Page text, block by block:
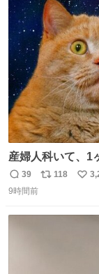
ト
数
数
産婦人科いて、1
と推定2,3歳の女
のだけども 女の子ずっとママの側から離れない…⁉️ 手を繋
たいにﾄﾃﾄﾃつい
返
信
39
リ
118
い
9時間前